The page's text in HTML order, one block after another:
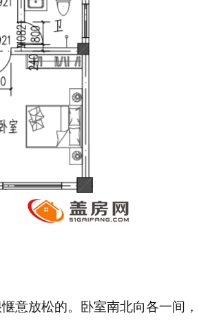
意放松的。卧室南北向各一间，